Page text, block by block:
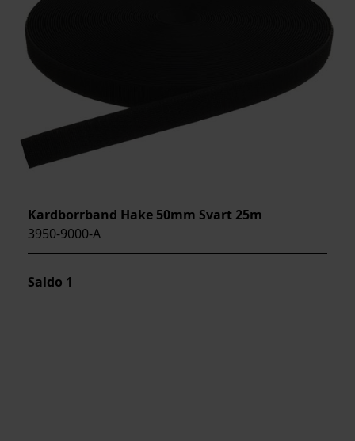
Kardborrband Hake 50mm Svart 25m
3950-9000-A
Saldo 1